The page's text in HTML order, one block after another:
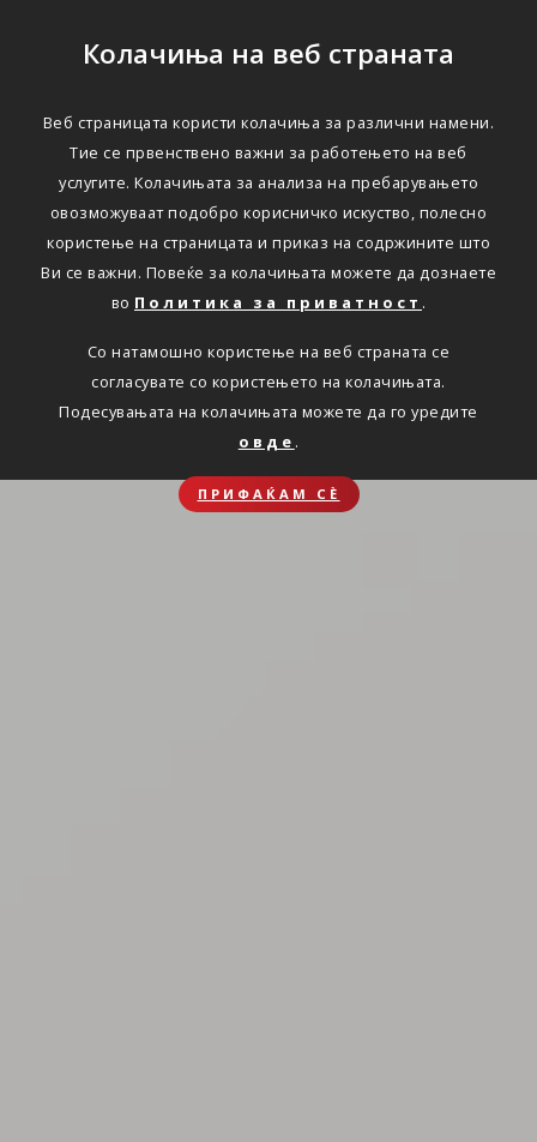
Колачиња на веб страната
Веб страницата користи колачиња за различни намени.
Тие се првенствено важни за работењето на веб
услугите. Колачињата за анализа на пребарувањето
овозможуваат подобро корисничко искуство, полесно
користење на страницата и приказ на содржините што
Ви се важни. Повеќе за колачињата можете да дознаете
во Политика за приватност .
Со натамошно користење на веб страната се
согласувате со користењето на колачињата.
Подесувањата на колачињата можете да го уредите
овде .
ПРИФАЌАМ СЀ